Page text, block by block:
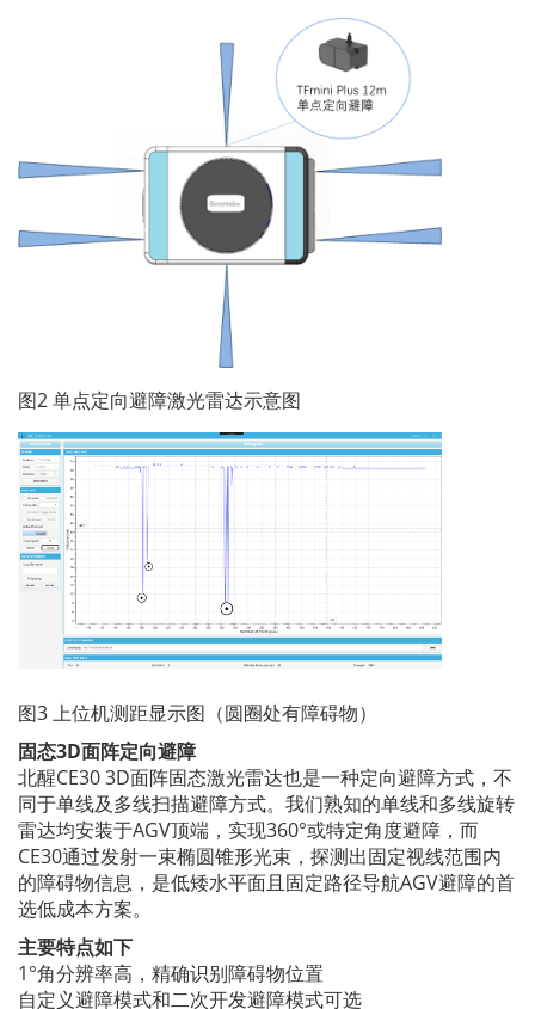
图2 单点定向避障激光雷达示意图
图3 上位机测距显示图（圆圈处有障碍物）
固态3D面阵定向避障
北醒CE30 3D面阵固态激光雷达也是一种定向避障方式，不
同于单线及多线扫描避障方式。我们熟知的单线和多线旋转
雷达均安装于AGV顶端，实现360°或特定角度避障，而
CE30通过发射一束椭圆锥形光束，探测出固定视线范围内
的障碍物信息，是低矮水平面且固定路径导航AGV避障的首
选低成本方案。
主要特点如下
1°角分辨率高，精确识别障碍物位置
自定义避障模式和二次开发避障模式可选